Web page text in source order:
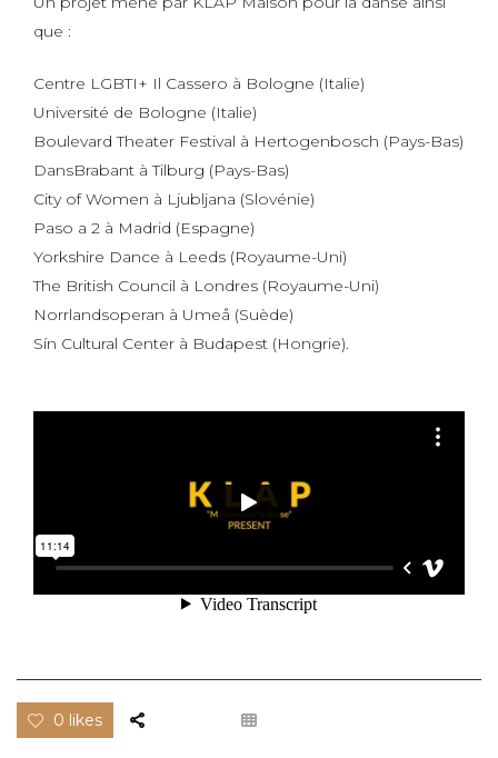
que :
Centre LGBTI+ Il Cassero à Bologne (Italie)
Université de Bologne (Italie)
Boulevard Theater Festival à Hertogenbosch (Pays-Bas)
DansBrabant à Tilburg (Pays-Bas)
City of Women à Ljubljana (Slovénie)
Paso a 2 à Madrid (Espagne)
Yorkshire Dance à Leeds (Royaume-Uni)
The British Council à Londres (Royaume-Uni)
Norrlandsoperan à Umeå (Suède)
Sín Cultural Center à Budapest (Hongrie).
0 likes